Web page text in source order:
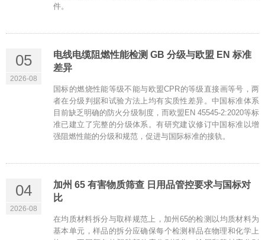
件。
05
2026-08
电线电缆阻燃性能检测 GB 分级与欧盟 EN 标准
差异
国标的燃烧性能等级不能与欧盟CPR的等级直接画等号，两
者在分级判据和试验方法上均有实质性差异。中国标准体系
目前缺乏明确的防火分级制度，而欧盟EN 45545-2:2020等标
准已建立了完整的分级体系。有研究建议修订中国标准以增
强阻燃性能的分级和规范，促进与国际标准的接轨。
04
2026-08
加州 65 有害物质筛查 日用品管控要求与国标对
比
在均质材料拆分与取样规范上，加州65的检测以均质材料为
基本单元，样品的拆分应确保每个检测样品在物理和化学上